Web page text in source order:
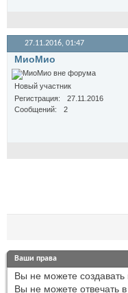
27.11.2016, 01:47
МиоМио
Новый участник
Регистрация
27.11.2016
Сообщений
2
Ваши права
Вы не можете
Вы не можете отвечать